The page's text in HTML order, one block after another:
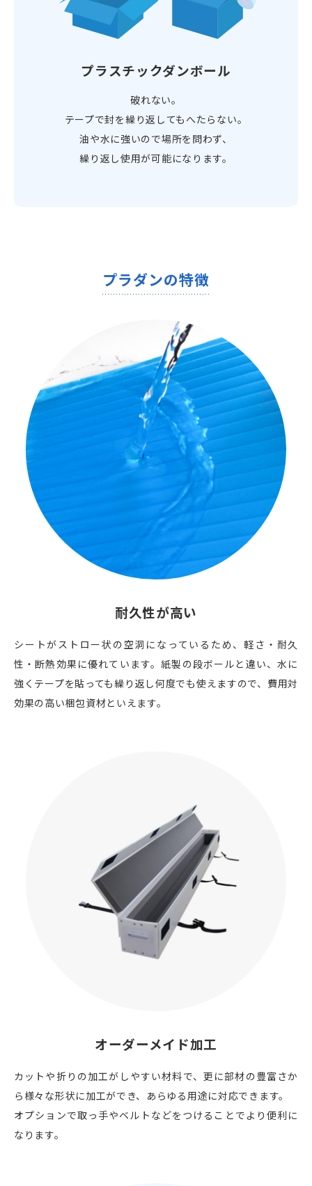
プラスチックダンボール
破れない。
テープで封を繰り返しても へたらない。
油や水に強いので場所を問わず、
繰り返し使用が可能になります。
プラダンの特徴
耐久性が高い
シートがストロー状の空洞になっているため、軽さ・耐久
性・断熱効果に優れています。紙製の段ボールと違い、水に
強くテープを貼っても繰り返し何度でも使えますので、費用対
効果の高い梱包資材といえます。
オーダーメイド加工
カットや折りの加工がしやすい材料で、更に部材の豊富さか
ら様々な形状に加工ができ、あらゆる用途に対応できます。
オプションで取っ手やベルトなどをつけることでより便利に
なります。